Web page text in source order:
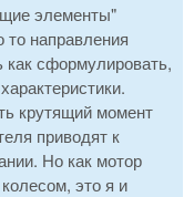
элементы"
то направления
как сформулировать,
крутящий момент
приводят к
Но как мотор
это я и